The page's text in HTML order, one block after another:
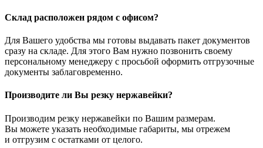
Склад расположен рядом с офисом?
Для Вашего удобства мы готовы выдавать пакет документов
сразу на складе. Для этого Вам нужно позвонить своему
персональному менеджеру с просьбой оформить отгрузочные
документы заблаговременно.
Производите ли Вы резку нержавейки?
Производим резку нержавейки по Вашим размерам.
Вы можете указать необходимые габариты, мы отрежем
и отгрузим с остатками от целого.